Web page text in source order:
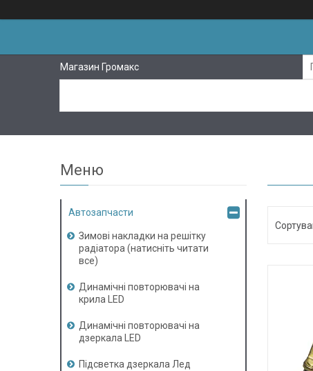
Магазин Громакс
Автозапчасти
Зимові накладки на решітку
радіатора (натисніть читати
все)
Динамічні повторювачі на
крила LED
Динамічні повторювачі на
дзеркала LED
Підсветка дзеркала Лед